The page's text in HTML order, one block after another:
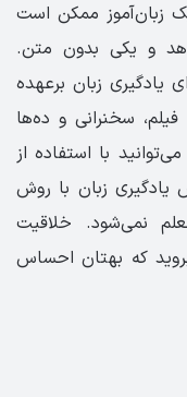
زبان‌آموز ممکن است
و یکی بدون متن.
یادگیری زبان برعهده
سخنرانی و ده‌ها
با استفاده از
یادگیری زبان با روش
نمی‌شود. خلاقیت
که بهتان احساس